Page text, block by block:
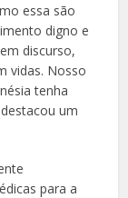
essa são
digno e
discurso,
vidas. Nosso
tenha
um
para a